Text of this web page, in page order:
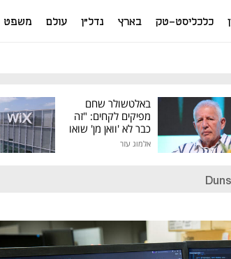
כלכליסט-טק בארץ נדל"ן עולם משפט
באלטשולר שחם
מפיקים לקחים: "זה
כבר לא 'וואן מן' שואו
של גילעד"
אלמוג עזר